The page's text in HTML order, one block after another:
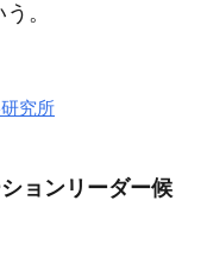
。
究所
ョンリーダー候